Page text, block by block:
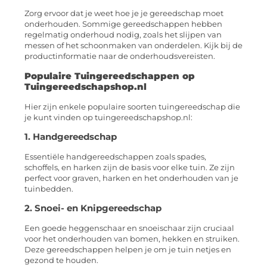
Zorg ervoor dat je weet hoe je je gereedschap moet
onderhouden. Sommige gereedschappen hebben
regelmatig onderhoud nodig, zoals het slijpen van
messen of het schoonmaken van onderdelen. Kijk bij de
productinformatie naar de onderhoudsvereisten.
Populaire Tuingereedschappen op
Tuingereedschapshop.nl
Hier zijn enkele populaire soorten tuingereedschap die
je kunt vinden op tuingereedschapshop.nl:
1. Handgereedschap
Essentiële handgereedschappen zoals spades,
schoffels, en harken zijn de basis voor elke tuin. Ze zijn
perfect voor graven, harken en het onderhouden van je
tuinbedden.
2. Snoei- en Knipgereedschap
Een goede heggenschaar en snoeischaar zijn cruciaal
voor het onderhouden van bomen, hekken en struiken.
Deze gereedschappen helpen je om je tuin netjes en
gezond te houden.